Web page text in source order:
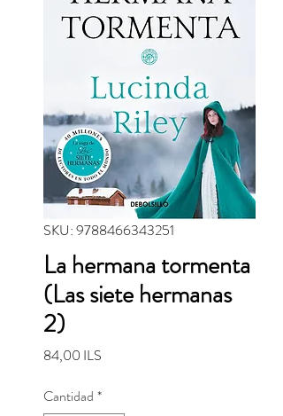
SKU: 9788466343251
La hermana tormenta
(Las siete hermanas
2)
84,00 ILS
Cantidad *